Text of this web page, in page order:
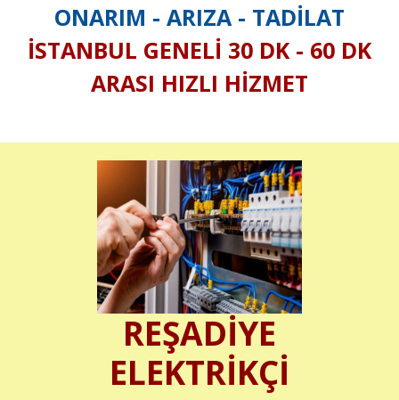
ONARIM - ARIZA - TADİLAT
İSTANBUL GENELİ 30 DK - 60 DK
ARASI HIZLI HİZMET
REŞADİYE
ELEKTRİKÇİ